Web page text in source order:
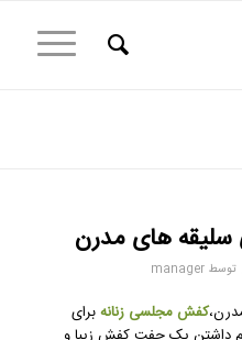
سلیقه های مدرن
توسط manager
کفش مجلسی زنانهبرای